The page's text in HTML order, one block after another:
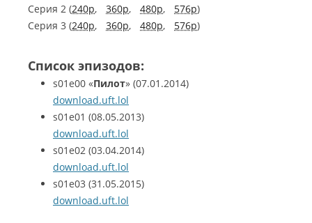
Серия 2 (240p, 360p, 480p, 576p)
Серия 3 (240p, 360p, 480p, 576p)
Список эпизодов:
s01e00 «Пилот» (07.01.2014)
download.uft.lol
s01e01 (08.05.2013)
download.uft.lol
s01e02 (03.04.2014)
download.uft.lol
s01e03 (31.05.2015)
download.uft.lol